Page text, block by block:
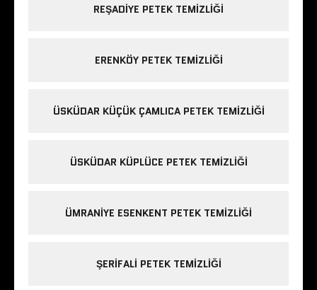
REŞADIYE PETEK TEMIZLIĞI
ERENKÖY PETEK TEMIZLIĞI
ÜSKÜDAR KÜÇÜK ÇAMLICA PETEK TEMIZLIĞI
ÜSKÜDAR KÜPLÜCE PETEK TEMIZLIĞI
ÜMRANIYE ESENKENT PETEK TEMIZLIĞI
ŞERIFALI PETEK TEMIZLIĞI